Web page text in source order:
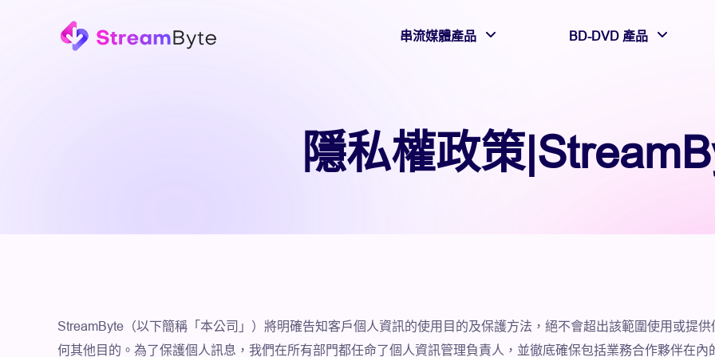
串流媒體產品 BD-DVD 產品
隱私權政策
StreamByte（以下簡稱「本公司」）將明確告知客戶個人資訊的使用目的及保護方法，絕不會超出該範圍使用或提
何其他目的。為了保護個人訊息，我們在所有部門都任命了個人資訊管理負責人，並徹底確保包括業務合作夥伴在